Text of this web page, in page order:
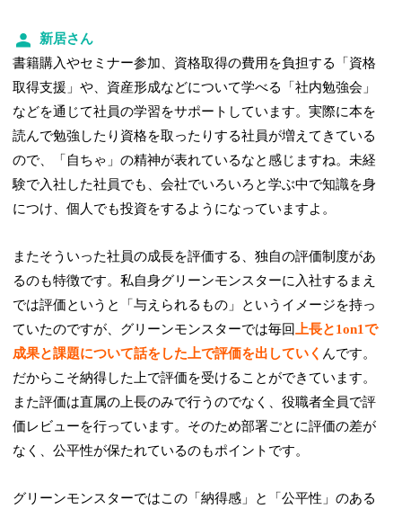
新居さん
書籍購入やセミナー参加、資格取得の費用を負担する「資格
取得支援」や、資産形成などについて学べる「社内勉強会」
などを通じて社員の学習をサポートしています。実際に本を
読んで勉強したり資格を取ったりする社員が増えてきている
ので、「自ちゃ」の精神が表れているなと感じますね。未経
験で入社した社員でも、会社でいろいろと学ぶ中で知識を身
につけ、個人でも投資をするようになっていますよ。
またそういった社員の成長を評価する、独自の評価制度があ
るのも特徴です。私自身グリーンモンスターに入社するまえ
では評価というと「与えられるもの」というイメージを持っ
ていたのですが、グリーンモンスターでは毎回上長と1on1で
成果と課題について話をした上で評価を出していく んです。
だからこそ納得した上で評価を受けることができています。
また評価は直属の上長のみで行うのでなく、役職者全員で評
価レビューを行っています。そのため部署ごとに評価の差が
なく、公平性が保たれているのもポイントです。
グリーンモンスターではこの「納得感」と「公平性」のある